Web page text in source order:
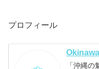
プロフィール
「沖縄